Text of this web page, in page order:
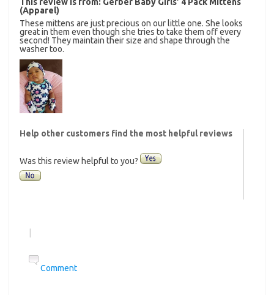
(Apparel)
These mittens are just precious on our little one. She looks
great in them even though she tries to take them off every
second! They maintain their size and shape through the
washer too.
Help other customers find the most helpful reviews
Was this review helpful to you?
Comment